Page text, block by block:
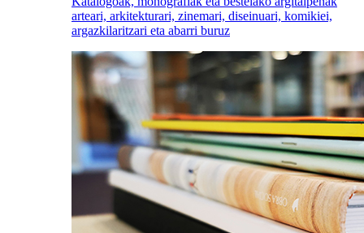
arteari, arkitekturari, zinemari, diseinuari, komikiei,
argazkilaritzari eta abarri buruz